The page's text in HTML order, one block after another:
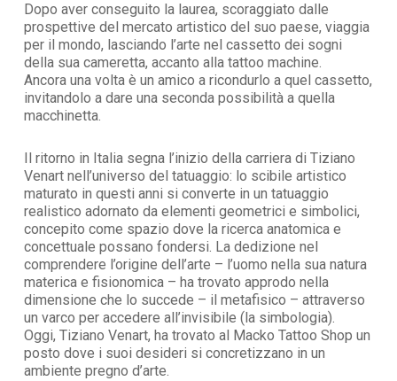
Dopo aver conseguito la laurea, scoraggiato dalle
prospettive del mercato artistico del suo paese, viaggia
per il mondo, lasciando l’arte nel cassetto dei sogni
della sua cameretta, accanto alla tattoo machine.
Ancora una volta è un amico a ricondurlo a quel cassetto,
invitandolo a dare una seconda possibilità a quella
macchinetta.
Il ritorno in Italia segna l’inizio della carriera di Tiziano
Venart nell’universo del tatuaggio: lo scibile artistico
maturato in questi anni si converte in un tatuaggio
realistico adornato da elementi geometrici e simbolici,
concepito come spazio dove la ricerca anatomica e
concettuale possano fondersi. La dedizione nel
comprendere l’origine dell’arte – l’uomo nella sua natura
materica e fisionomica – ha trovato approdo nella
dimensione che lo succede – il metafisico – attraverso
un varco per accedere all’invisibile (la simbologia).
Oggi, Tiziano Venart, ha trovato al Macko Tattoo Shop un
posto dove i suoi desideri si concretizzano in un
ambiente pregno d’arte.